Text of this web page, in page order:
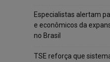
Especialistas alertam
e econômicos da
no Brasil
TSE reforça que